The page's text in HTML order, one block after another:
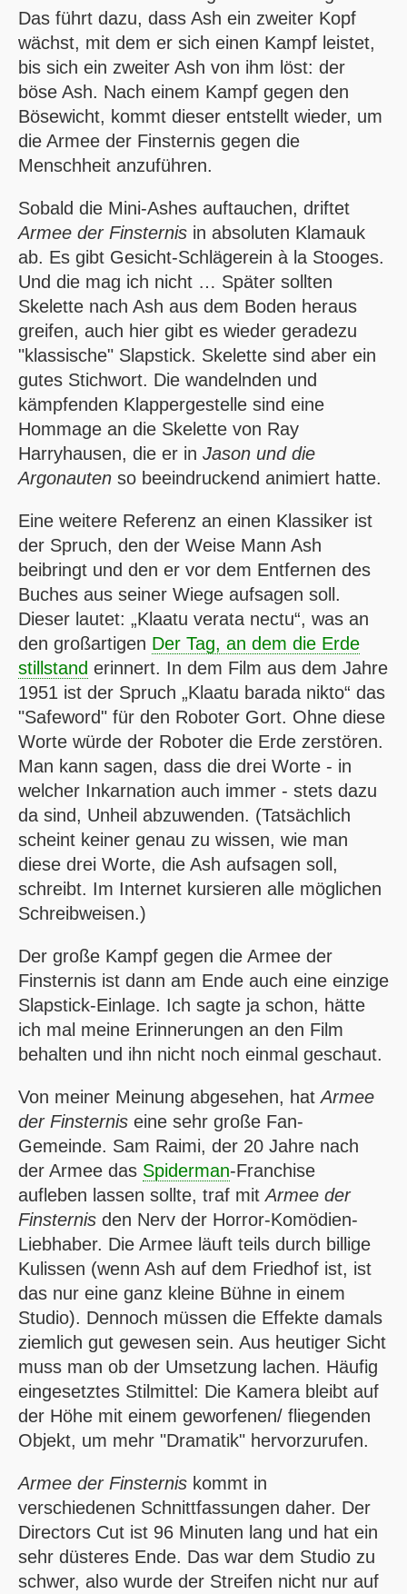
Das führt dazu, dass Ash ein zweiter Kopf
wächst, mit dem er sich einen Kampf leistet,
bis sich ein zweiter Ash von ihm löst: der
böse Ash. Nach einem Kampf gegen den
Bösewicht, kommt dieser entstellt wieder, um
die Armee der Finsternis gegen die
Menschheit anzuführen.
Sobald die Mini-Ashes auftauchen, driftet
Armee der Finsternis in absoluten Klamauk
ab. Es gibt Gesicht-Schlägerein à la Stooges.
Und die mag ich nicht … Später sollten
Skelette nach Ash aus dem Boden heraus
greifen, auch hier gibt es wieder geradezu
"klassische" Slapstick. Skelette sind aber ein
gutes Stichwort. Die wandelnden und
kämpfenden Klappergestelle sind eine
Hommage an die Skelette von Ray
Harryhausen, die er in Jason und die
Argonauten so beeindruckend animiert hatte.
Eine weitere Referenz an einen Klassiker ist
der Spruch, den der Weise Mann Ash
beibringt und den er vor dem Entfernen des
Buches aus seiner Wiege aufsagen soll.
Dieser lautet:
Klaatu verata nectu , was an
den großartigen Der Tag, an dem die Erde
stillstand erinnert. In dem Film aus dem Jahre
1951 ist der Spruch
Klaatu barada nikto das
"Safeword" für den Roboter Gort. Ohne diese
Worte würde der Roboter die Erde zerstören.
Man kann sagen, dass die drei Worte - in
welcher Inkarnation auch immer - stets dazu
da sind, Unheil abzuwenden. (Tatsächlich
scheint keiner genau zu wissen, wie man
diese drei Worte, die Ash aufsagen soll,
schreibt. Im Internet kursieren alle möglichen
Schreibweisen.)
Der große Kampf gegen die Armee der
Finsternis ist dann am Ende auch eine einzige
Slapstick-Einlage. Ich sagte ja schon, hätte
ich mal meine Erinnerungen an den Film
behalten und ihn nicht noch einmal geschaut.
Von meiner Meinung abgesehen, hatArmee
der Finsternis eine sehr große Fan-
Gemeinde. Sam Raimi, der 20 Jahre nach
der Armee das Spiderman-Franchise
aufleben lassen sollte, traf mitArmee der
Finsternis den Nerv der Horror-Komödien-
Liebhaber. Die Armee läuft teils durch billige
Kulissen (wenn Ash auf dem Friedhof ist, ist
das nur eine ganz kleine Bühne in einem
Studio). Dennoch müssen die Effekte damals
ziemlich gut gewesen sein. Aus heutiger Sicht
muss man ob der Umsetzung lachen. Häufig
eingesetztes Stilmittel: Die Kamera bleibt auf
der Höhe mit einem geworfenen/ fliegenden
Objekt, um mehr "Dramatik" hervorzurufen.
Armee der Finsternis kommt in
verschiedenen Schnittfassungen daher. Der
Directors Cut ist 96 Minuten lang und hat ein
sehr düsteres Ende. Das war dem Studio zu
schwer, also wurde der Streifen nicht nur auf